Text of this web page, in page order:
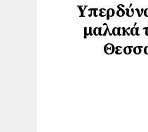
μαλακά